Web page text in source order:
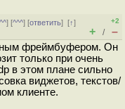
^^] [^^^] [ответить][↑]
+2
+ / –
фреймбуфером. Он
только при очень
в этом плане сильно
виджетов, текстов/
клиенте.